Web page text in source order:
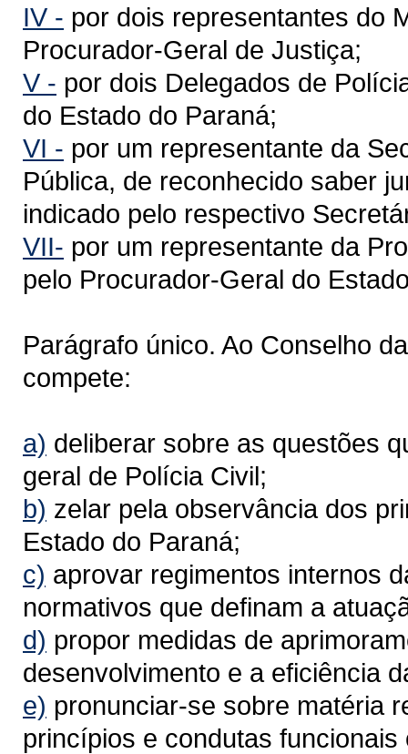
IV - por dois representantes do
Procurador-Geral de Justiça;
V - por dois Delegados de
do Estado do Paraná;
VI - por um representante da
Pública, de reconhecido saber
indicado pelo respectivo
VII- por um representante da
pelo Procurador-Geral do
Parágrafo único. Ao Conselho
compete:
a) deliberar sobre as questões
geral de Polícia Civil;
b) zelar pela observância dos
Estado do Paraná;
c) aprovar regimentos internos
normativos que definam a
d) propor medidas de
desenvolvimento e a eficiência
e) pronunciar-se sobre matéria
princípios e condutas